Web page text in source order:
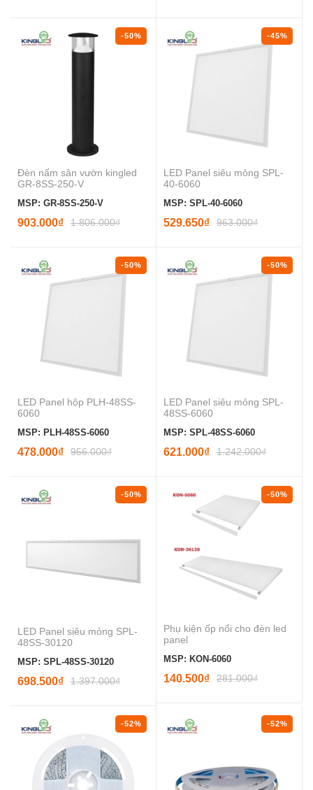
-50%
Đèn nấm sân vườn kingled
GR-8SS-250-V
MSP: GR-8SS-250-V
903.000₫ 1.806.000₫
-45%
LED Panel siêu mỏng SPL-
40-6060
MSP: SPL-40-6060
529.650₫ 963.000₫
-50%
LED Panel hộp PLH-48SS-
6060
MSP: PLH-48SS-6060
478.000₫ 956.000₫
-50%
LED Panel siêu mỏng SPL-
48SS-6060
MSP: SPL-48SS-6060
621.000₫ 1.242.000₫
-50%
LED Panel siêu mỏng SPL-
48SS-30120
MSP: SPL-48SS-30120
698.500₫ 1.397.000₫
-50%
Phụ kiện ốp nổi cho đèn led
panel
MSP: KON-6060
140.500₫ 281.000₫
-52% -52%